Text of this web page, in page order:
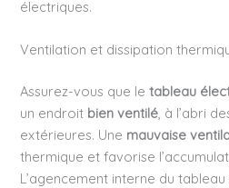
électriques.
Ventilation et dissipation
Assurez-vous que letableau
un endroit bien ventilé , à l’abri
extérieures. Une mauvaise
thermique et favorise
L’agencement interne du